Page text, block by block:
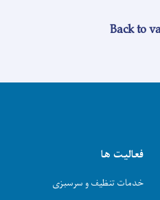
Back to
فعالیت ها
خدمات تنظیف و سرسبزی